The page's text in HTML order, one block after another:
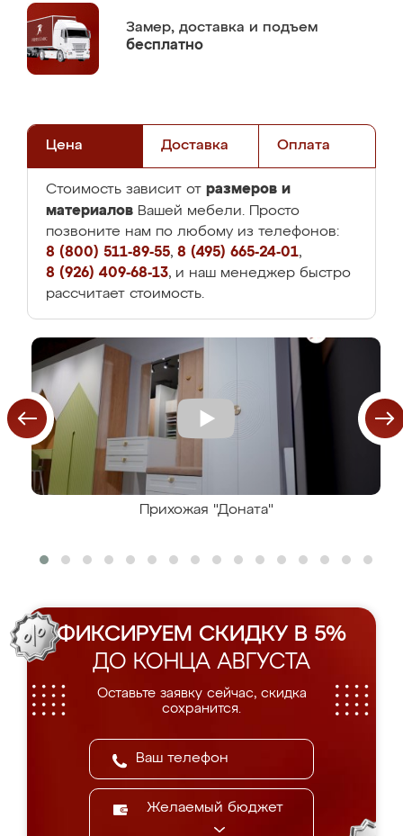
Замер, доставка и подъем
бесплатно
Цена Доставка Оплата
Стоимость зависит от размеров и
материалов Вашей мебели. Просто
позвоните нам по любому из телефонов:
8 (800) 511-89-55, 8 (495) 665-24-01,
8 (926) 409-68-13, и наш менеджер быстро
рассчитает стоимость.
Прихожая "Доната"
ФИКСИРУЕМ СКИДКУ В 5%
ДО КОНЦА АВГУСТА
Оставьте заявку сейчас, скидка
сохранится.
Желаемый бюджет